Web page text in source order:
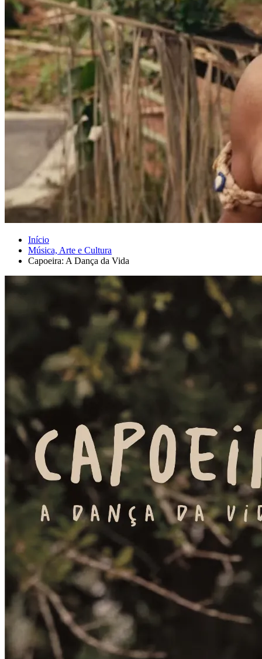
Início
Música, Arte e Cultura
Capoeira: A Dança da Vida